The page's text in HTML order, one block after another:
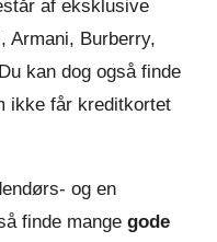
af eksklusive
Armani, Burberry,
kan dog også finde
ikke får kreditkortet
og en
finde mange gode